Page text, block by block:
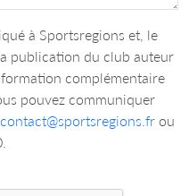
à Sportsregions et, le
publication du club auteur
complémentaire
pouvez communiquer
contact@sportsregions.fr ou